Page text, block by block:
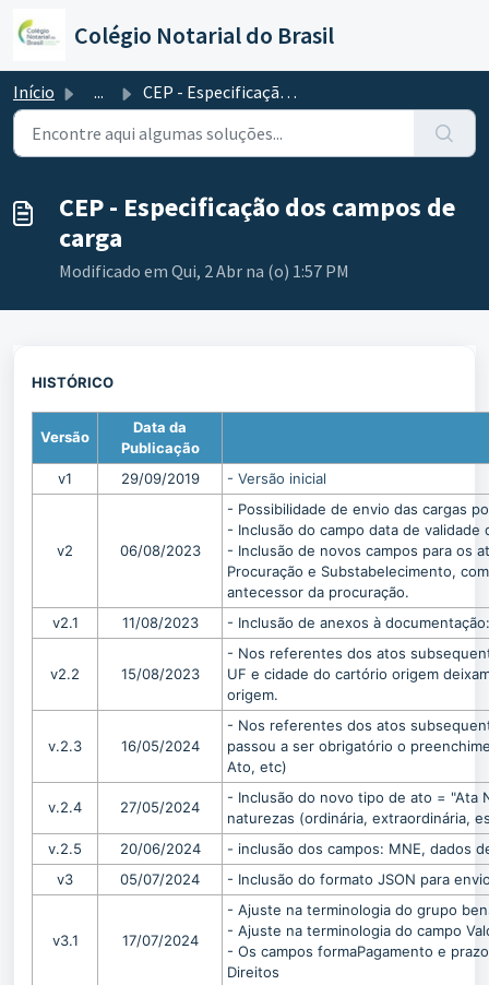
Colégio Notarial do Brasil
Início ... CEP - Especificação dos campos de carga
CEP - Especificação dos campos de
carga
Modificado em Qui, 2 Abr na (o) 1:57 PM
HISTÓRICO
Versão
Data da
Publicação
v1
29/09/2019 - Versão inicial
v2 06/08/2023
- Possibilidade de envio das cargas
- Inclusão do campo data de validade
- Inclusão de novos campos para os
Procuração e Substabelecimento,
antecessor da procuração.
v2.1
11/08/2023 - Inclusão de anexos à
v2.2 15/08/2023
- Nos referentes dos atos
UF e cidade do cartório origem
origem.
v.2.3 16/05/2024
- Nos referentes dos atos
passou a ser obrigatório o
Ato, etc)
v.2.4 27/05/2024
- Inclusão do novo tipo de ato = "Ata
naturezas (ordinária, extraordinária,
v.2.5
20/06/2024
- inclusão dos campos: MNE, dados
v3
05/07/2024 - Inclusão do formato JSON para
v3.1 17/07/2024
- Ajuste na terminologia do grupo
- Ajuste na terminologia do campo
- Os campos formaPagamento e
Direitos